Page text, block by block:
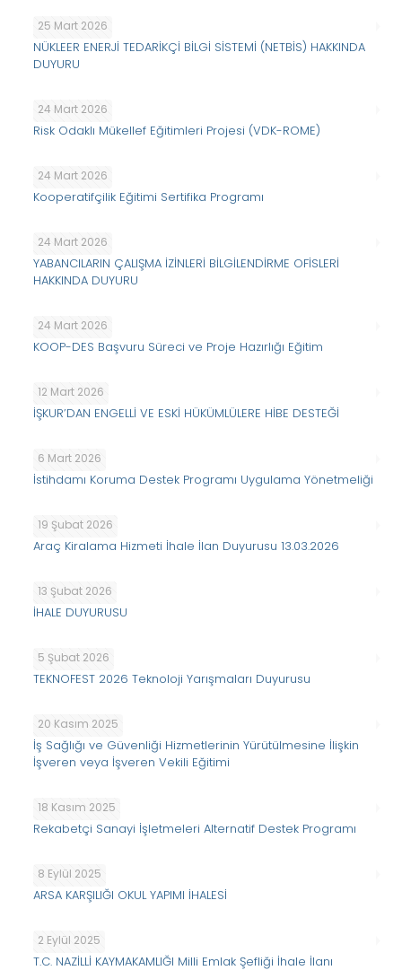
25 Mart 2026
NÜKLEER ENERJİ TEDARİKÇİ BİLGİ SİSTEMİ (NETBİS) HAKKINDA
DUYURU
24 Mart 2026
Risk Odaklı Mükellef Eğitimleri Projesi (VDK-ROME)
24 Mart 2026
Kooperatifçilik Eğitimi Sertifika Programı
24 Mart 2026
YABANCILARIN ÇALIŞMA İZİNLERİ BİLGİLENDİRME OFİSLERİ
HAKKINDA DUYURU
24 Mart 2026
KOOP-DES Başvuru Süreci ve Proje Hazırlığı Eğitim
12 Mart 2026
İŞKUR’DAN ENGELLİ VE ESKİ HÜKÜMLÜLERE HİBE DESTEĞİ
6 Mart 2026
İstihdamı Koruma Destek Programı Uygulama Yönetmeliği
19 Şubat 2026
Araç Kiralama Hizmeti İhale İlan Duyurusu 13.03.2026
13 Şubat 2026
İHALE DUYURUSU
5 Şubat 2026
TEKNOFEST 2026 Teknoloji Yarışmaları Duyurusu
20 Kasım 2025
İş Sağlığı ve Güvenliği Hizmetlerinin Yürütülmesine İlişkin
İşveren veya İşveren Vekili Eğitimi
18 Kasım 2025
Rekabetçi Sanayi İşletmeleri Alternatif Destek Programı
8 Eylül 2025
ARSA KARŞILIĞI OKUL YAPIMI İHALESİ
2 Eylül 2025
T.C. NAZİLLİ KAYMAKAMLIĞI Milli Emlak Şefliği İhale İlanı